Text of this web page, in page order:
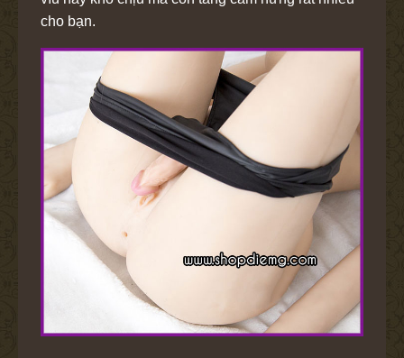
cho bạn.